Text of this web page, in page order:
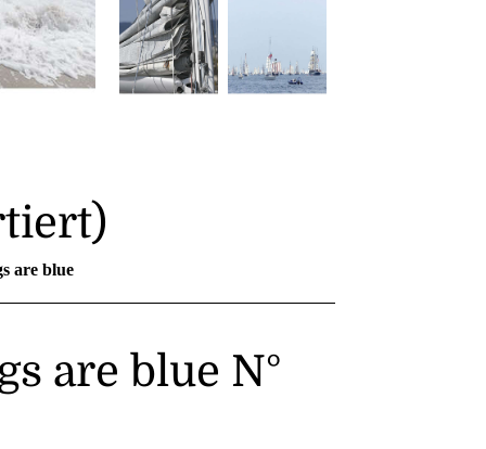
are blue
are blue N°